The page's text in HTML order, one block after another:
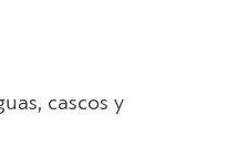
cascos y